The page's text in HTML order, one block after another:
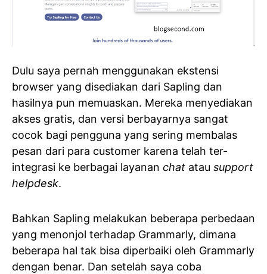
Dulu saya pernah menggunakan ekstensi
browser yang disediakan dari Sapling dan
hasilnya pun memuaskan. Mereka menyediakan
akses gratis, dan versi berbayarnya sangat
cocok bagi pengguna yang sering membalas
pesan dari para customer karena telah ter-
integrasi ke berbagai layanan chat atau support
helpdesk.
Bahkan Sapling melakukan beberapa perbedaan
yang menonjol terhadap Grammarly, dimana
beberapa hal tak bisa diperbaiki oleh Grammarly
dengan benar. Dan setelah saya coba